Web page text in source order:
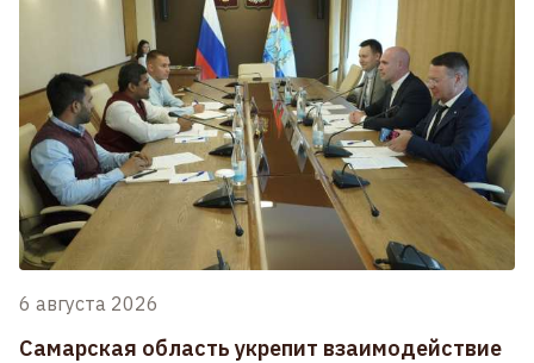
6 августа 2026
Самарская область укрепит взаимодействие